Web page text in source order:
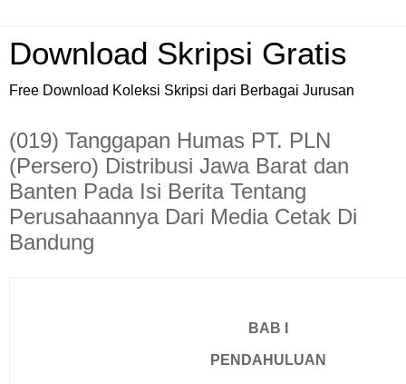
Download Skripsi Gratis
Free Download Koleksi Skripsi dari Berbagai Jurusan
(019) Tanggapan Humas PT. PLN
(Persero) Distribusi Jawa Barat dan
Banten Pada Isi Berita Tentang
Perusahaannya Dari Media Cetak Di
Bandung
BAB I
PENDAHULUAN